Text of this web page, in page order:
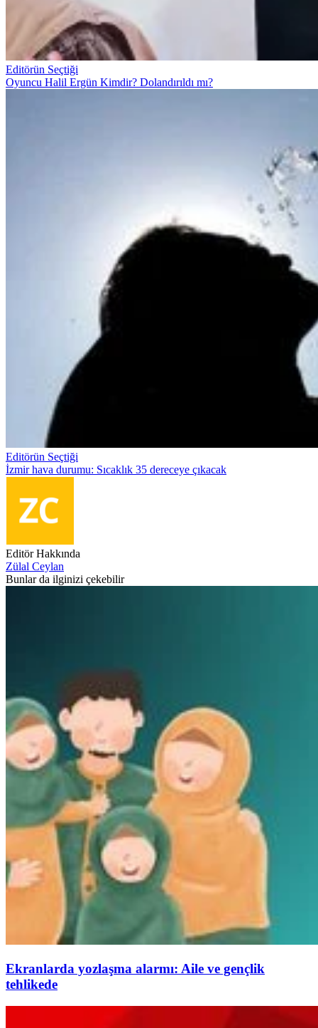
Editörün Seçtiği
Oyuncu Halil Ergün Kimdir? Dolandırıldı mı?
Editörün Seçtiği
İzmir hava durumu: Sıcaklık 35 dereceye çıkacak
Editör Hakkında
Zülal Ceylan
Bunlar da ilginizi çekebilir
Ekranlarda yozlaşma alarmı: Aile ve gençlik
tehlikede